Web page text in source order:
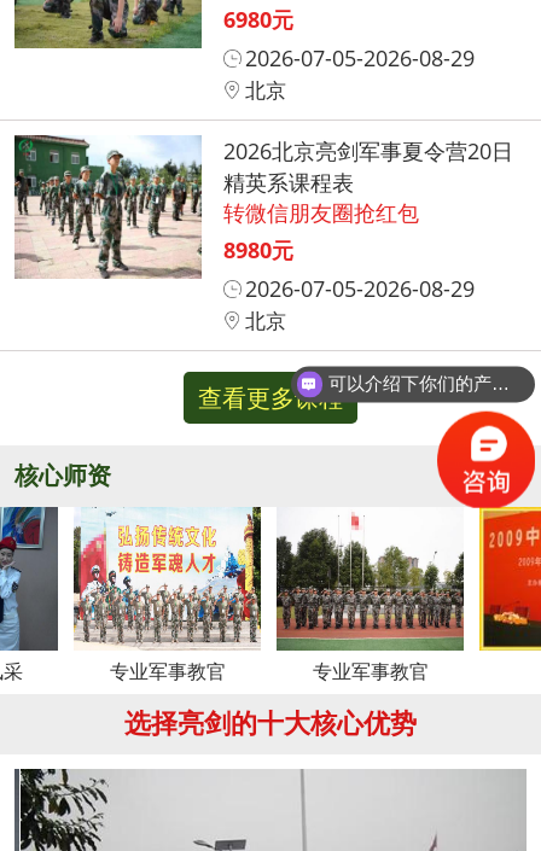
6980元
2026-07-05-2026-08-29
北京
2026北京亮剑军事夏令营20日
精英系课程表
转微信朋友圈抢红包
8980元
2026-07-05-2026-08-29
北京
查看更多课程
核心师资 更多
专业军事教官 专业军事教官
选择亮剑的十大核心优势
可以介绍下你们的产品么？